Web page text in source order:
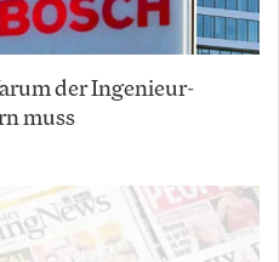
der Ingenieur-
muss